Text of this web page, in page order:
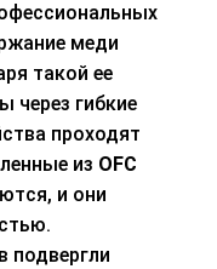
меди
такой ее
через гибкие
проходят
из OFC
и они
подвергли